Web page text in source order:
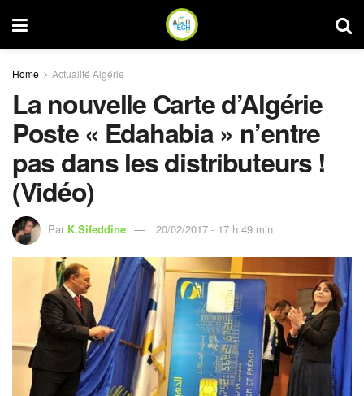
Home Actualité Algérie
La nouvelle Carte d’Algérie
Poste « Edahabia » n’entre
pas dans les distributeurs !
(Vidéo)
Par K.Sifeddine 20/02/2017 - 17 h 49 min